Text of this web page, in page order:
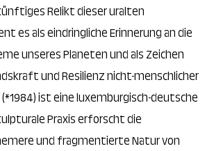
Relikt dieser uralten
es als eindringliche Erinnerung an die
unseres Planeten und als Zeichen
und Resilienz nicht-menschlicher
(*1984) ist eine luxemburgisch-deutsche
Praxis erforscht die
und fragmentierte Natur von